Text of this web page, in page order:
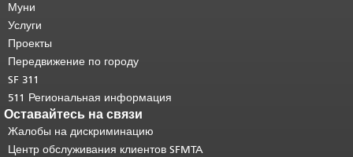
страницы.
страницы повторяется на каждой
странице.
основного содержимого .
Муни
Услуги
Проекты
Передвижение по городу
SF 311
511 Региональная информация
Оставайтесь на связи
Жалобы на дискриминацию
Центр обслуживания клиентов SFMTA